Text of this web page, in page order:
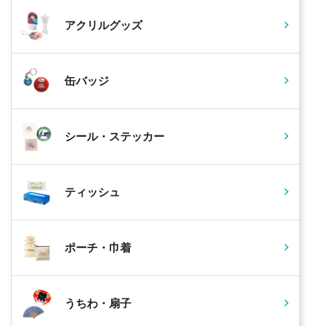
アクリルグッズ
缶バッジ
シール・ステッカー
ティッシュ
ポーチ・巾着
うちわ・扇子